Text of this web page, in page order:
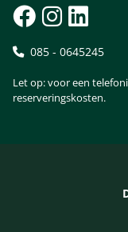
085 - 0645245
Let op: voor een
reserveringskosten.